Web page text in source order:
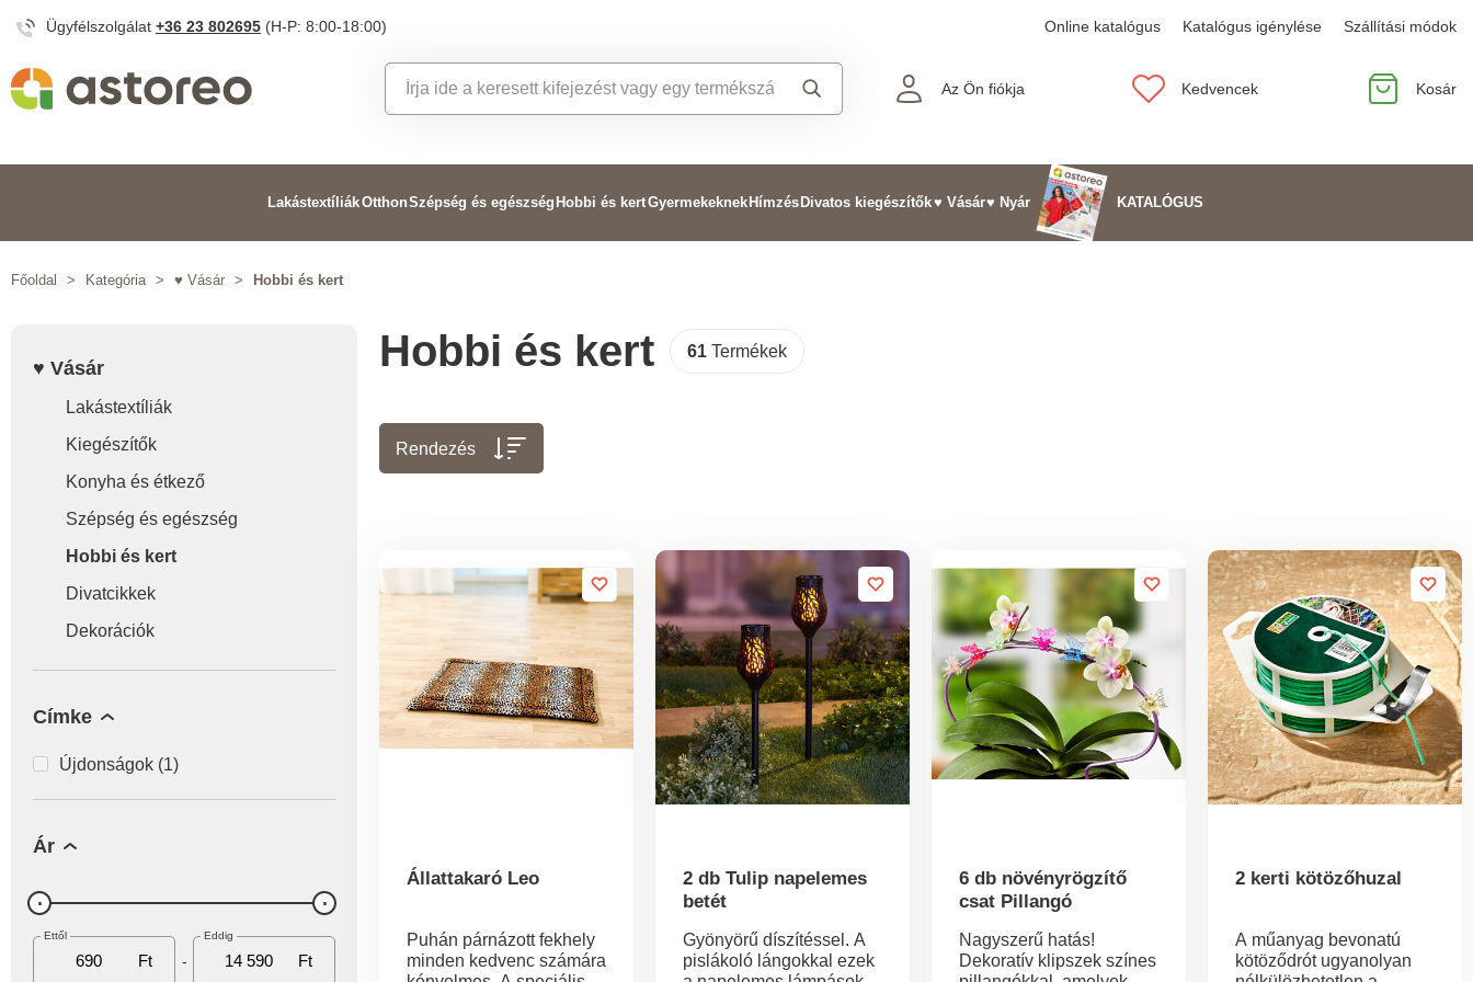
Ügyfélszolgálat +36 23 802695 (H-P: 8:00-18:00) Online katalógus Katalógus igénylése Szállítási módok
Az Ön fiókja Kedvencek Kosár
LakástextíliákOtthonSzépség és egészség Hobbi és kertGyermekeknek Hímzés Divatos kiegészítők♥ Vásár♥ Nyár KATALÓGUS
Főoldal > Kategória > ♥ Vásár > Hobbi és kert
♥ Vásár
Lakástextíliák
Kiegészítők
Konyha és étkező
Szépség és egészség
Hobbi és kert
Divatcikkek
Dekorációk
Címke
Újdonságok (1)
Ár
Ft
Ettől
- Ft
Eddig
Hobbi és kert 61 Termékek
Rendezés
Állattakaró Leo
Puhán párnázott fekhely
minden kedvenc számára
2 db Tulip napelemes
betét
Gyönyörű díszítéssel. A
pislákoló lángokkal ezek
6 db növényrögzítő
csat Pillangó
Nagyszerű hatás!
Dekoratív klipszek színes
2 kerti kötözőhuzal
A műanyag bevonatú
kötöződrót ugyanolyan